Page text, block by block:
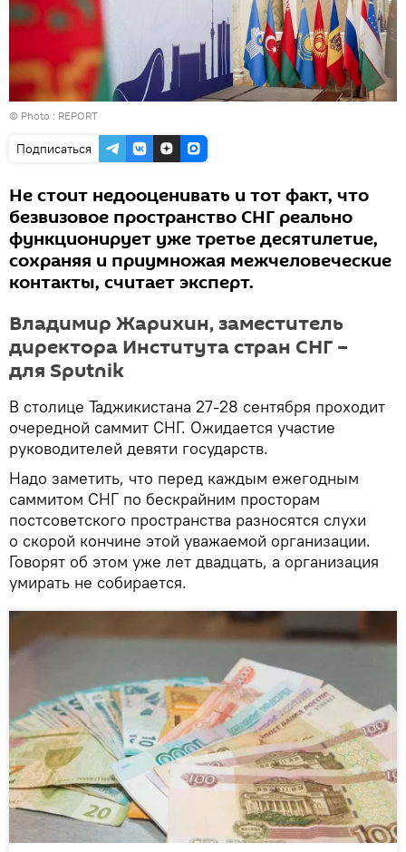
© Photo : REPORT
Подписаться
Не стоит недооценивать и тот факт, что
безвизовое пространство СНГ реально
функционирует уже третье десятилетие,
сохраняя и приумножая межчеловеческие
контакты, считает эксперт.
Владимир Жарихин, заместитель
директора Института стран СНГ –
для Sputnik
В столице Таджикистана 27-28 сентября проходит
очередной саммит СНГ. Ожидается участие
руководителей девяти государств.
Надо заметить, что перед каждым ежегодным
саммитом СНГ по бескрайним просторам
постсоветского пространства разносятся слухи
о скорой кончине этой уважаемой организации.
Говорят об этом уже лет двадцать, а организация
умирать не собирается.